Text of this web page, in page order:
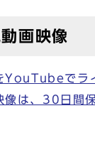
画映像
YouTubeでラ
像は、30日間